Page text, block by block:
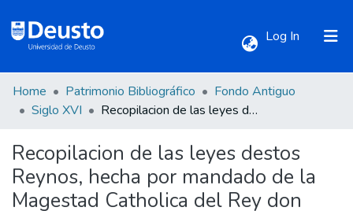
Log In (current)
Communities & Collections
All of DSpace
Statistics
Home Patrimonio Bibliográfico
Fondo Antiguo
Siglo XVI
Recopilacion de las leyes destos Reynos, hecha por mandado de la Magestad Catholica del Rey don Philippe Segundo nuestro Señor : contienense en este libro las leyes hechas hasta fin del año de mil y quinientos y ochenta y vno, excepto las leyes de Partida, y del Fuero, y del Estilo : y tambien van en el las visitas de las Audiencias.
Recopilacion de las leyes destos
Reynos, hecha por mandado de la
Magestad Catholica del Rey don